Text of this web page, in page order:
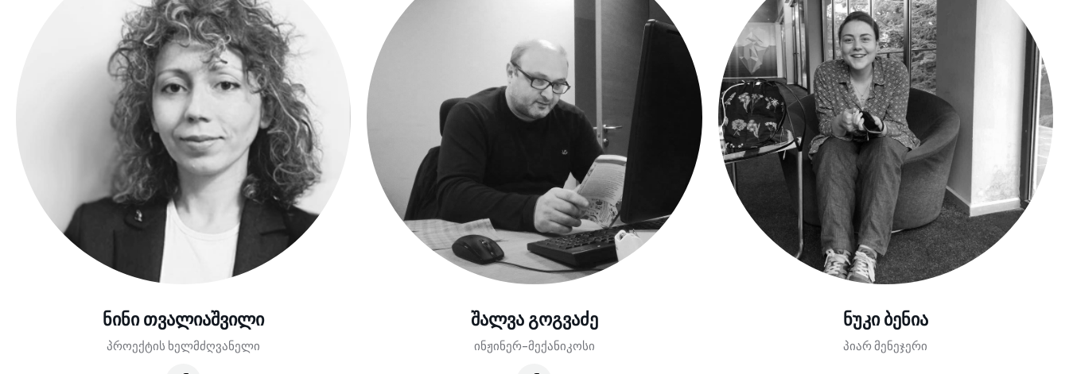
ნინი თვალიაშვილი
პროექტის ხელმძღვანელი
შალვა გოგვაძე
ინჟინერ-მექანიკოსი
ნუკი ბენია
პიარ მენეჯერი